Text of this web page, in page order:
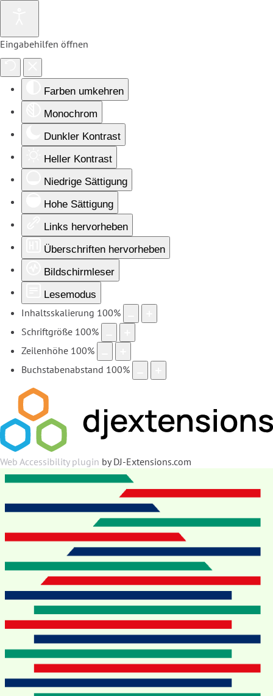
Eingabehilfen öffnen
Farben umkehren
Monochrom
Dunkler Kontrast
Heller Kontrast
Niedrige Sättigung
Hohe Sättigung
Links hervorheben
Überschriften hervorheben
Bildschirmleser
Lesemodus
Inhaltsskalierung 100%
Schriftgröße 100%
Zeilenhöhe 100%
Buchstabenabstand 100%
Web Accessibility plugin by DJ-Extensions.com